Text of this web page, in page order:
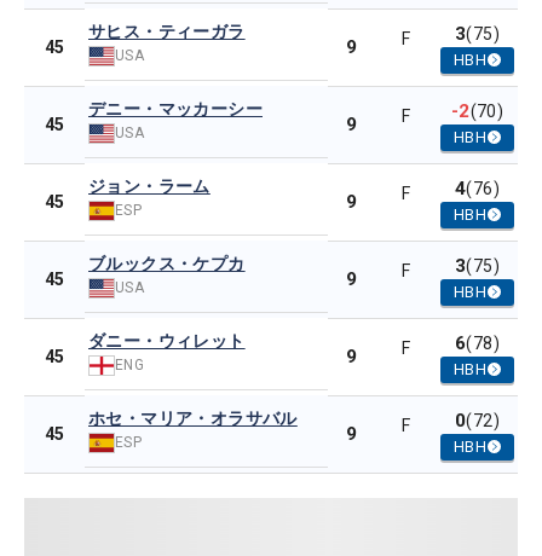
45
サヒス・ティーガラ
USA 9 F 3(75)
HBH
45
デニー・マッカーシー
USA 9 F -2(70)
HBH
45
ジョン・ラーム
ESP 9 F 4(76)
HBH
45
ブルックス・ケプカ
USA 9 F 3(75)
HBH
45
ダニー・ウィレット
ENG 9 F 6(78)
HBH
45
ホセ・マリア・オラサバル
ESP 9 F 0(72)
HBH